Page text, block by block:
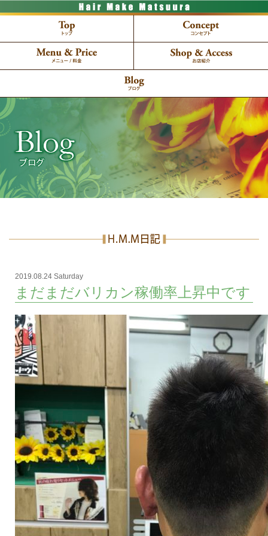
2019.08.24 Saturday
まだまだバリカン稼働率上昇中です